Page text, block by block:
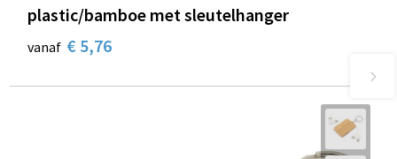
plastic/bamboe met sleutelhanger
vanaf € 5,76